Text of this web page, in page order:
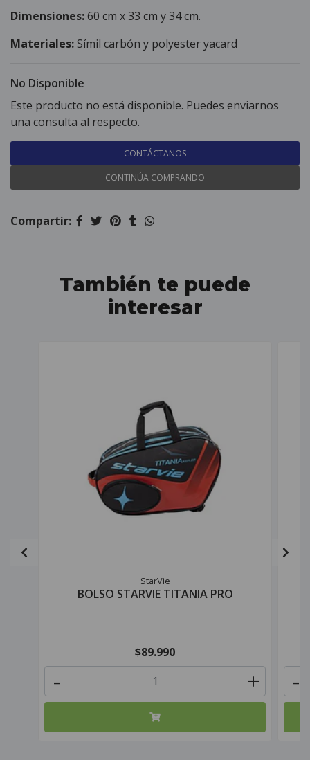
Dimensiones:60 cm x 33 cm y 34 cm.
Materiales: Símil carbón y polyester yacard
No Disponible
Este producto no está disponible. Puedes enviarnos
una consulta al respecto.
CONTÁCTANOS
CONTINÚA COMPRANDO
Compartir:
También te puede
interesar
StarVie
BOLSO STARVIE TITANIA PRO
$89.990
+
- -